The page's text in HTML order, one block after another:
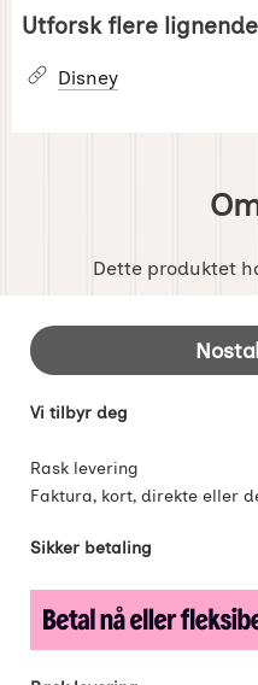
Utforsk flere lignende
Disney
Dette produktet
Footer-innhold
Vi tilbyr deg
Rask levering
Faktura, kort, direkte eller
Sikker betaling